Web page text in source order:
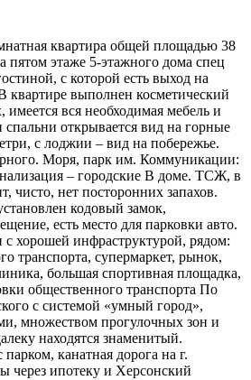
квартира общей площадью 38
пятом этаже 5-этажного дома спец
с которой есть выход на
выполнен косметический
имеется вся необходимая мебель и
открывается вид на горные
с лоджии – вид на побережье.
Моря, парк им. Коммуникации:
– городские В доме. ТСЖ, в
чисто, нет посторонних запахов.
кодовый замок,
есть место для парковки авто.
хорошей инфраструктурой, рядом:
транспорта, супермаркет, рынок,
большая спортивная площадка,
общественного транспорта По
с системой «умный город»,
множеством прогулочных зон и
находятся знаменитый.
канатная дорога на г.
через ипотеку и Херсонский